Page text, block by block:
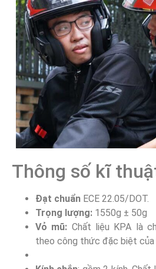
Thông số kĩ
Đạt chuẩn ECE 22.05/DOT.
Trọng lượng: 1550g ± 50g
Vỏ mũ: Chất liệu KPA là
theo công thức đặc biệt của